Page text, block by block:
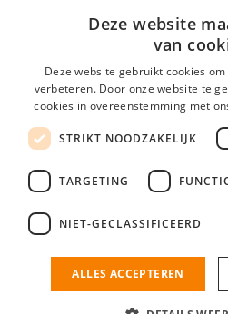
Inloggen als bedrijf
E-mail*
Wachtwoord
login gegevens onthouden
login
Bedrijf aanmelden
nieuwe collega/werknemer zo
Deze website
van
Deze website gebruikt cookies
verbeteren. Door onze website te
cookies in overeenstemming met
STRIKT NOODZAKELIJK
TARGETING
NIET-GECLASSIFICEERD
ALLES ACCEPTEREN